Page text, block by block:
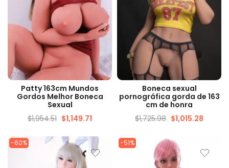
VISUALIZAÇÃO RÁPIDA
Patty 163cm Mundos
Gordos Melhor Boneca
Sexual
$1,954.51 $1,149.71
VISUALIZAÇÃO RÁPIDA
Boneca sexual
pornográfica gorda de 163
cm de honra
$1,725.98 $1,015.28
-60% -51%